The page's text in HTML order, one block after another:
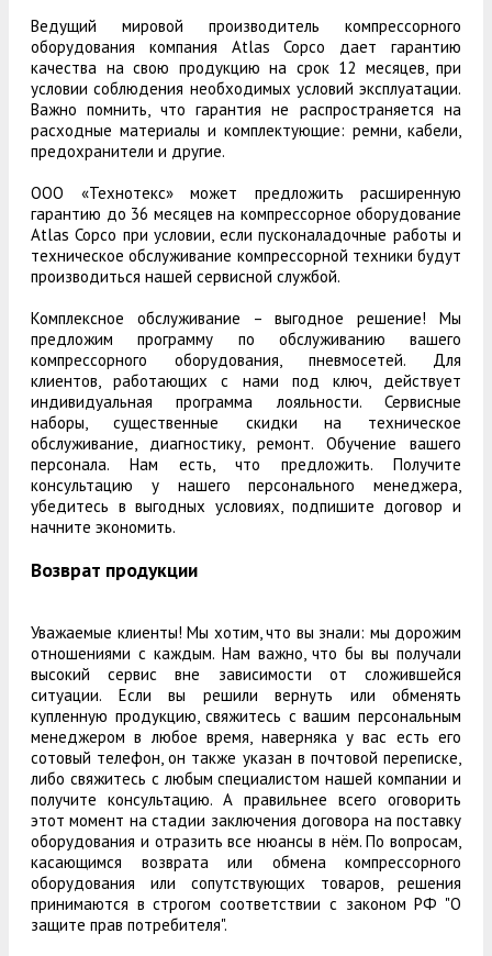
Ведущий мировой производитель компрессорного
оборудования компания Atlas Copco дает гарантию
качества на свою продукцию на срок 12 месяцев, при
условии соблюдения необходимых условий эксплуатации.
Важно помнить, что гарантия не распространяется на
расходные материалы и комплектующие: ремни, кабели,
предохранители и другие.
ООО «Технотекс» может предложить расширенную
гарантию до 36 месяцев на компрессорное оборудование
Atlas Copco при условии, если пусконаладочные работы и
техническое обслуживание компрессорной техники будут
производиться нашей сервисной службой.
Комплексное обслуживание – выгодное решение! Мы
предложим программу по обслуживанию вашего
компрессорного оборудования, пневмосетей. Для
клиентов, работающих с нами под ключ, действует
индивидуальная программа лояльности. Сервисные
наборы, существенные скидки на техническое
обслуживание, диагностику, ремонт. Обучение вашего
персонала. Нам есть, что предложить. Получите
консультацию у нашего персонального менеджера,
убедитесь в выгодных условиях, подпишите договор и
начните экономить.
Возврат продукции
Уважаемые клиенты! Мы хотим, что вы знали: мы дорожим
отношениями с каждым. Нам важно, что бы вы получали
высокий сервис вне зависимости от сложившейся
ситуации. Если вы решили вернуть или обменять
купленную продукцию, свяжитесь с вашим персональным
менеджером в любое время, наверняка у вас есть его
сотовый телефон, он также указан в почтовой переписке,
либо свяжитесь с любым специалистом нашей компании и
получите консультацию. А правильнее всего оговорить
этот момент на стадии заключения договора на поставку
оборудования и отразить все нюансы в нём. По вопросам,
касающимся возврата или обмена компрессорного
оборудования или сопутствующих товаров, решения
принимаются в строгом соответствии с законом РФ "О
защите прав потребителя".